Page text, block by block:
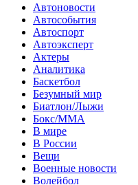
Автоновости
Автособытия
Автоспорт
Автоэксперт
Актеры
Аналитика
Баскетбол
Безумный мир
Биатлон/Лыжи
Бокс/MMA
В мире
В России
Вещи
Военные новости
Волейбол